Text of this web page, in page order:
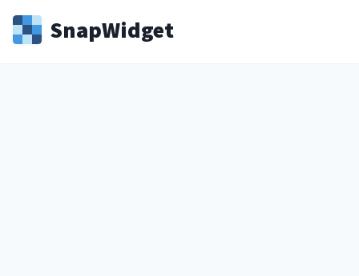
SnapWidget